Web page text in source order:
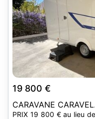
19 800 €
CARAVANE
PRIX 19 800 € au lieu